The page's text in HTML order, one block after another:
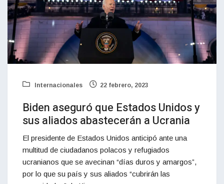
Internacionales 22 febrero, 2023
Biden aseguró que Estados Unidos y
sus aliados abastecerán a Ucrania
El presidente de Estados Unidos anticipó ante una
multitud de ciudadanos polacos y refugiados
ucranianos que se avecinan “días duros y amargos”,
por lo que su país y sus aliados “cubrirán las